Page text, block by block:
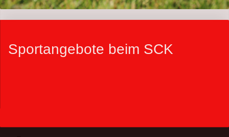
Sportangebote beim SCK